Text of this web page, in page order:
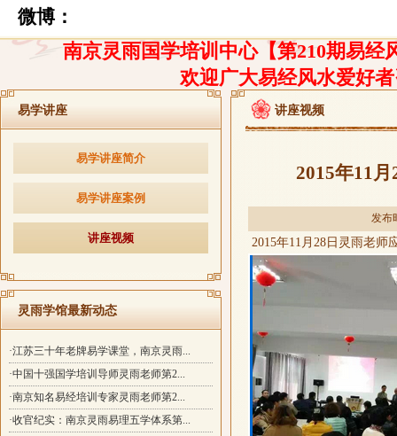
微博：
南京灵雨国学培训中心【第210期易经
欢迎广大易经风水爱好
易学讲座
易学讲座简介
易学讲座案例
讲座视频
灵雨学馆最新动态
·江苏三十年老牌易学课堂，南京灵雨...
·中国十强国学培训导师灵雨老师第2...
·南京知名易经培训专家灵雨老师第2...
·收官纪实：南京灵雨易理五学体系第...
讲座视频
2015年11
发布
2015年11 月 28 日灵雨老师